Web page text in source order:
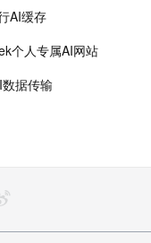
AI缓存
个人专属AI网站
据传输